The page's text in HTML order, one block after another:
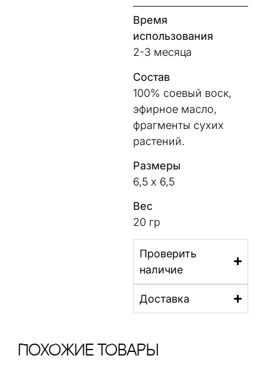
Время
использования
2-3 месяца
Состав
100% соевый воск,
эфирное масло,
фрагменты сухих
растений.
Размеры
6,5 х 6,5
Вес
20 гр
Проверить
наличие
Доставка
ПохОжИе тОваРы